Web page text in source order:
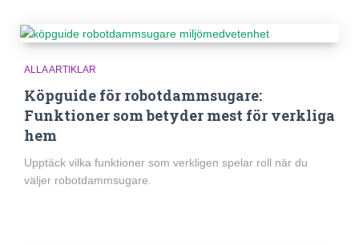
ALLA ARTIKLAR
Köpguide för robotdammsugare:
Funktioner som betyder mest för verkliga
hem
Upptäck vilka funktioner som verkligen spelar roll när du
väljer robotdammsugare.